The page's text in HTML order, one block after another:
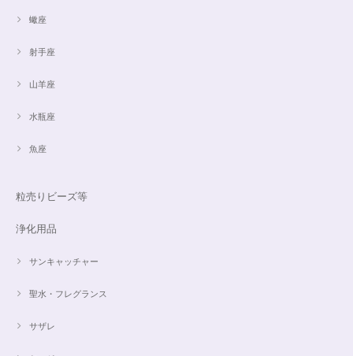
蠍座
射手座
山羊座
水瓶座
魚座
粒売りビーズ等
浄化用品
サンキャッチャー
聖水・フレグランス
サザレ